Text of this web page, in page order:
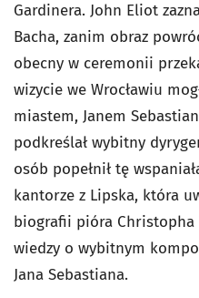
Gardinera. John Eliot
Bacha, zanim obraz
obecny w ceremonii
wizycie we Wrocławiu
miastem, Janem
podkreślał wybitny
osób popełnił tę
kantorze z Lipska, która
biografii pióra
wiedzy o wybitnym
Jana Sebastiana.